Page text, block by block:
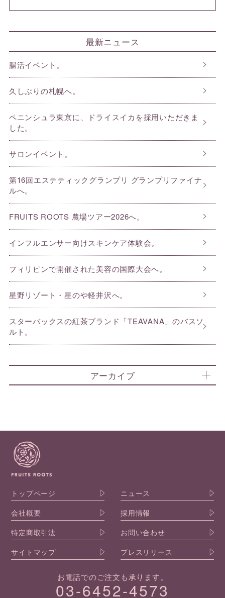
最新ニュース
腸活イベント。
久しぶりの札幌へ。
ペニンシュラ東京に、ドライスイカを採用いただきま
した。
サロンイベント。
第16回エステティックグランプリ グランプリファイナ
ルへ。
FRUITS ROOTS 農場ツアー2026へ。
インフルエンサー向けスキンケア体験会。
フィリピンで開催された美容の国際大会へ。
星野リゾート・星のや軽井沢へ。
スターバックスの紅茶ブランド「TEAVANA」のバスソ
ルト。
アーカイブ
トップページ
ニュース
会社概要
採用情報
特定商取引法
お問い合わせ
サイトマップ
プレスリリース
お電話でのご注文も承ります。
03-6452-4573